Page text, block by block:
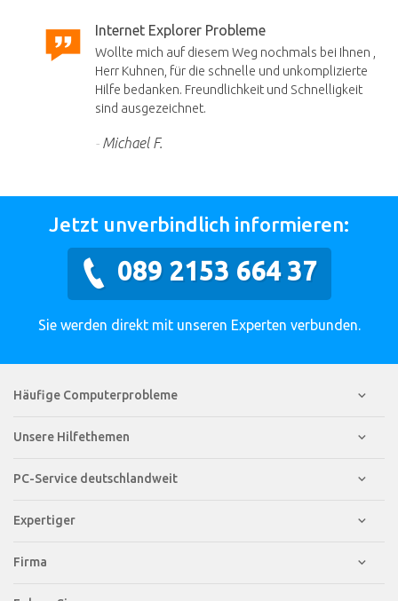
Internet Explorer Probleme
Wollte mich auf diesem Weg nochmals bei Ihnen ,
Herr Kuhnen, für die schnelle und unkomplizierte
Hilfe bedanken. Freundlichkeit und Schnelligkeit
sind ausgezeichnet.
Michael F.
Jetzt unverbindlich informieren:
089 2153 664 37
Sie werden direkt mit unseren Experten verbunden.
Häufige Computerprobleme
Unsere Hilfethemen
PC-Service deutschlandweit
Expertiger
Firma